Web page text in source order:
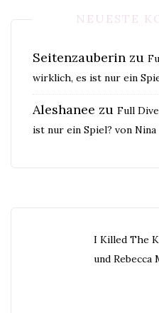
NEUESTE
Seitenzauberin zu
wirklich, es ist nur ein
Aleshanee zu Full
ist nur ein Spiel? von
I Killed The
und Rebecca